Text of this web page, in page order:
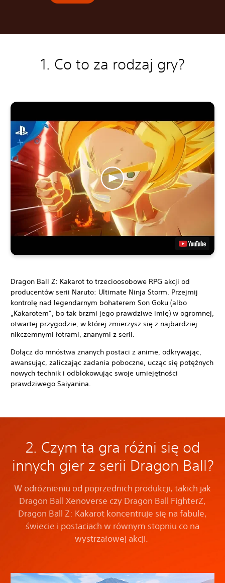
1. Co to za rodzaj gry?
Dragon Ball Z: Kakarot to trzecioosobowe RPG akcji od
producentów serii Naruto: Ultimate Ninja Storm. Przejmij
kontrolę nad legendarnym bohaterem Son Goku (albo
„Kakarotem”, bo tak brzmi jego prawdziwe imię) w ogromnej,
otwartej przygodzie, w której zmierzysz się z najbardziej
nikczemnymi łotrami, znanymi z serii.
Dołącz do mnóstwa znanych postaci z anime, odkrywając,
awansując, zaliczając zadania poboczne, ucząc się potężnych
nowych technik i odblokowując swoje umiejętności
prawdziwego Saiyanina.
2. Czym ta gra różni się od
innych gier z serii Dragon Ball?
W odróżnieniu od poprzednich produkcji, takich jak
Dragon Ball Xenoverse czy Dragon Ball FighterZ,
Dragon Ball Z: Kakarot koncentruje się na fabule,
świecie i postaciach w równym stopniu co na
wystrzałowej akcji.